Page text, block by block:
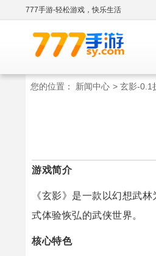
777手游-轻松游戏，快乐生活
您的位置： 新闻中心 > 玄影-0.1
游戏简介
《玄影》是一款以幻想武
式体验恢弘的武侠世界。
核心特色